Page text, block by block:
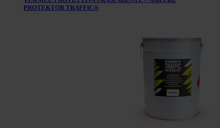
PROTEKTOR TRAFFIC®